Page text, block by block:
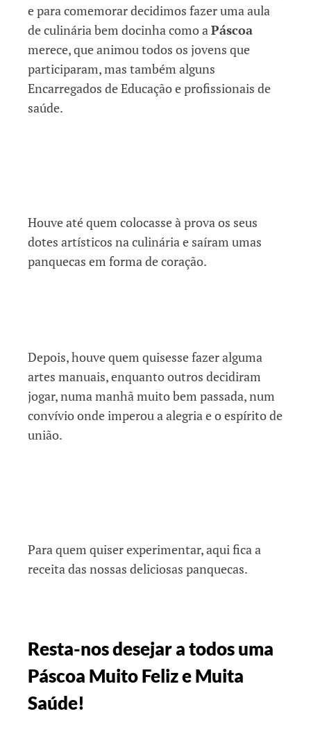
e para comemorar decidimos fazer uma aula
de culinária bem docinha como a Páscoa
merece, que animou todos os jovens que
participaram, mas também alguns
Encarregados de Educação e profissionais de
saúde.
Houve até quem colocasse à prova os seus
dotes artísticos na culinária e saíram umas
panquecas em forma de coração.
Depois, houve quem quisesse fazer alguma
artes manuais, enquanto outros decidiram
jogar, numa manhã muito bem passada, num
convívio onde imperou a alegria e o espírito de
união.
Para quem quiser experimentar, aqui fica a
receita das nossas deliciosas panquecas.
Resta-nos desejar a todos uma
Páscoa Muito Feliz e Muita
Saúde!